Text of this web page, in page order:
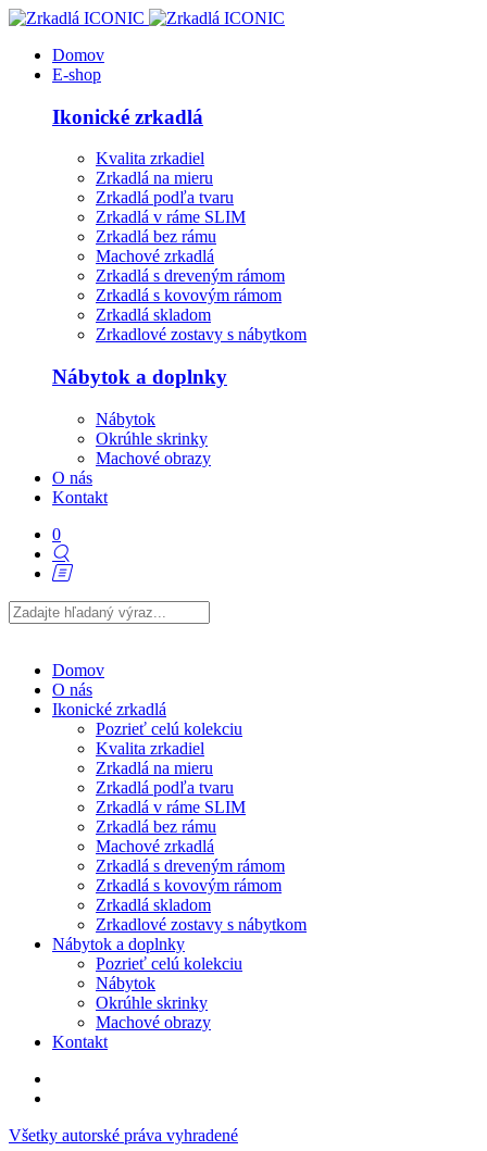
Domov
E-shop
Ikonické zrkadlá
Kvalita zrkadiel
Zrkadlá na mieru
Zrkadlá podľa tvaru
Zrkadlá v ráme SLIM
Zrkadlá bez rámu
Machové zrkadlá
Zrkadlá s dreveným rámom
Zrkadlá s kovovým rámom
Zrkadlá skladom
Zrkadlové zostavy s nábytkom
Nábytok a doplnky
Nábytok
Okrúhle skrinky
Machové obrazy
O nás
Kontakt
0
Domov
O nás
Ikonické zrkadlá
Pozrieť celú kolekciu
Kvalita zrkadiel
Zrkadlá na mieru
Zrkadlá podľa tvaru
Zrkadlá v ráme SLIM
Zrkadlá bez rámu
Machové zrkadlá
Zrkadlá s dreveným rámom
Zrkadlá s kovovým rámom
Zrkadlá skladom
Zrkadlové zostavy s nábytkom
Nábytok a doplnky
Pozrieť celú kolekciu
Nábytok
Okrúhle skrinky
Machové obrazy
Kontakt
Všetky autorské práva vyhradené